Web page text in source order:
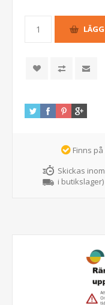
Finns
Skickas
i butikslager)